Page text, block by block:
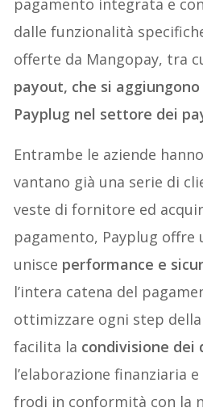
dalle funzionalità
offerte da Mangopay, tra
payout, che si aggiungono
Payplug nel settore dei
Entrambe le aziende
vantano già una serie di
veste di fornitore ed
pagamento, Payplug offre
unisce performance e
l’intera catena del
ottimizzare ogni step
facilita la condivisione dei
l’elaborazione finanziaria
frodi in conformità con la